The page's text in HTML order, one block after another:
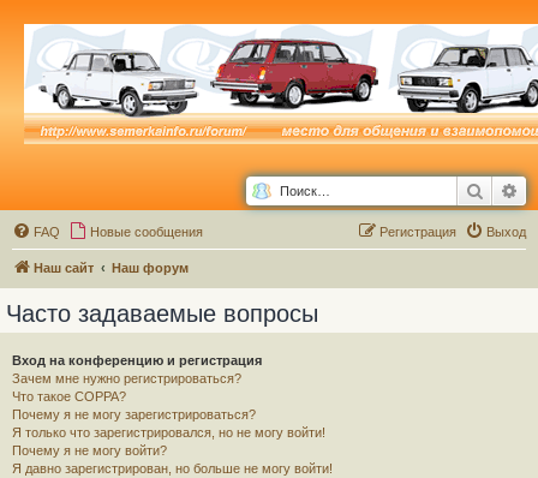
Поиск
FAQ Новые сообщения Выход
Регистрация
Наш сайт Наш форум
Часто задаваемые вопросы
Вход на конференцию и регистрация
Зачем мне нужно регистрироваться?
Что такое COPPA?
Почему я не могу зарегистрироваться?
Я только что зарегистрировался, но не могу войти!
Почему я не могу войти?
Я давно зарегистрирован, но больше не могу войти!